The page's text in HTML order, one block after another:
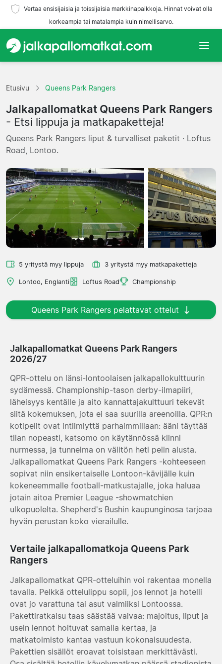
Vertaa ensisijaisia ja toissijaisia markkinapaikkoja. Hinnat voivat olla
korkeampia tai matalampia kuin nimellisarvo.
Joukkueet
Liigat
Matkatoimistoja
Etusivu Queens Park Rangers
Jalkapallomatkat Queens Park Rangers
- Etsi lippuja ja matkapaketteja!
Queens Park Rangers liput & turvalliset paketit · Loftus
Road, Lontoo.
5 yritystä myy lippuja 3 yritystä myy matkapaketteja
Lontoo, Englanti Loftus Road Championship
Queens Park Rangers pelattavat ottelut
Jalkapallomatkat Queens Park Rangers
2026/27
QPR-ottelu on länsi-lontoolaisen jalkapallokulttuurin
sydämessä. Championship-tason derby-ilmapiiri,
läheisyys kentälle ja aito kannattajakulttuuri tekevät
siitä kokemuksen, jota ei saa suurilla areenoilla. QPR:n
kotipelit ovat intiimiyttä parhaimmillaan: ääni täyttää
tilan nopeasti, katsomo on käytännössä kiinni
nurmessa, ja tunnelma on välitön heti pelin alusta.
Jalkapallomatkat Queens Park Rangers -kohteeseen
sopivat niin ensikertaiselle Lontoon-kävijälle kuin
kokeneemmalle football-matkustajalle, joka haluaa
jotain aitoa Premier League -showmatchien
ulkopuolelta. Shepherd's Bushin kaupunginosa tarjoaa
hyvän perustan koko vierailulle.
Vertaile jalkapallomatkoja Queens Park
Rangers
Jalkapallomatkat QPR-otteluihin voi rakentaa monella
tavalla. Pelkkä ottelulippu sopii, jos lennot ja hotelli
ovat jo varattuna tai asut valmiiksi Lontoossa.
Pakettiratkaisu taas säästää vaivaa: majoitus, liput ja
usein lennot hoituvat samalla kertaa, ja
matkatoimisto kantaa vastuun kokonaisuudesta.
Pakettien sisällöt eroavat toisistaan merkittävästi.